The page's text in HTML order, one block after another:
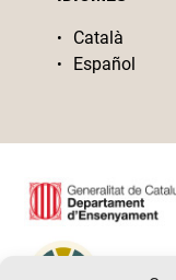
Català
Español